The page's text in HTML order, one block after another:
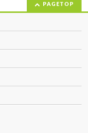
PAGETOP